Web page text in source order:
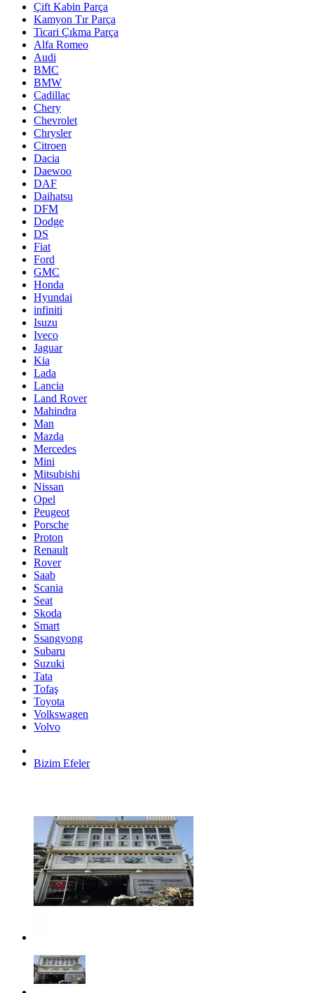
Çift Kabin Parça
Kamyon Tır Parça
Ticari Çıkma Parça
Alfa Romeo
Audi
BMC
BMW
Cadillac
Chery
Chevrolet
Chrysler
Citroen
Dacia
Daewoo
DAF
Daihatsu
DFM
Dodge
DS
Fiat
Ford
GMC
Honda
Hyundai
infiniti
Isuzu
Iveco
Jaguar
Kia
Lada
Lancia
Land Rover
Mahindra
Man
Mazda
Mercedes
Mini
Mitsubishi
Nissan
Opel
Peugeot
Porsche
Proton
Renault
Rover
Saab
Scania
Seat
Skoda
Smart
Ssangyong
Subaru
Suzuki
Tata
Tofaş
Toyota
Volkswagen
Volvo
Bizim Efeler